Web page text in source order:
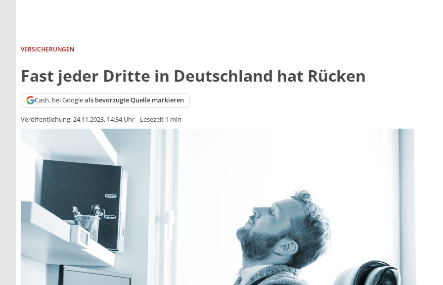
VERSICHERUNGEN
Fast jeder Dritte in Deutschland hat Rücken
Cash. bei Googleals bevorzugte Quelle markieren
Veröffentlichung:24.11.2023, 14:34 Uhr - Lesezeit 1 min